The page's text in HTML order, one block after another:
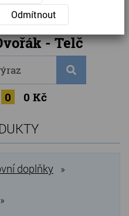
obchod
- Telč
0 0 Kč
doplňky »
»
Odmítnout